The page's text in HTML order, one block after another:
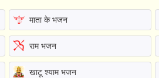
माता के भजन
राम भजन
खाटू श्याम भजन